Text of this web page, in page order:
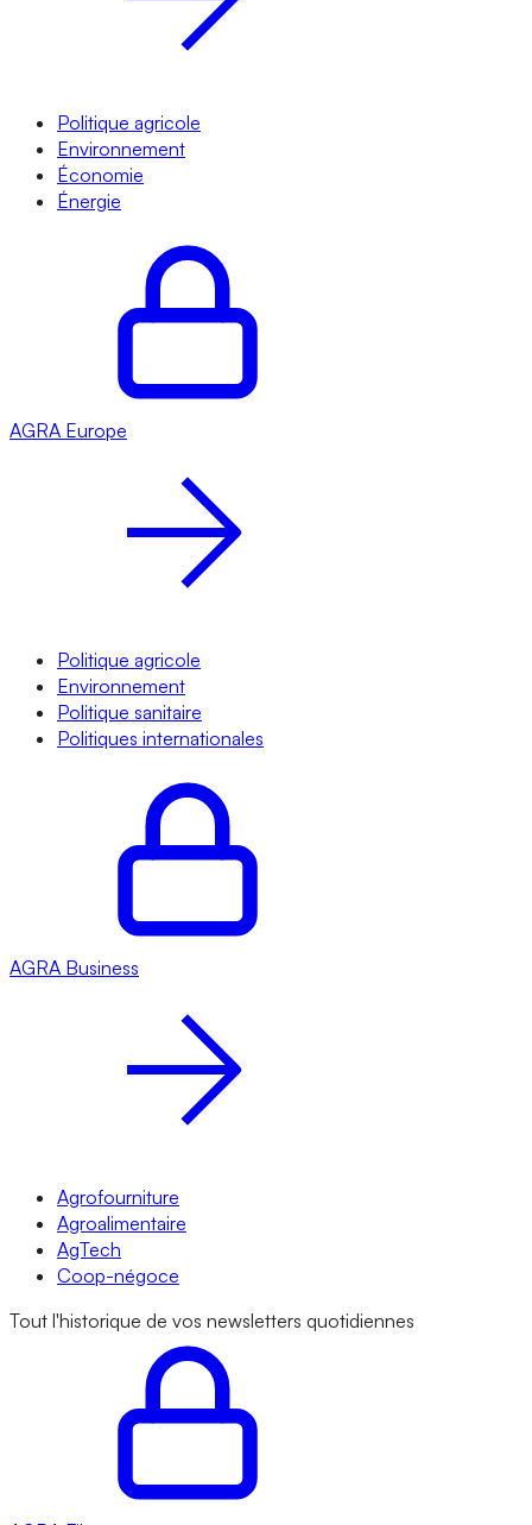
Politique agricole
Environnement
Économie
Énergie
AGRA Europe
Politique agricole
Environnement
Politique sanitaire
Politiques internationales
AGRA Business
Agrofourniture
Agroalimentaire
AgTech
Coop-négoce
Tout l'historique de vos newsletters quotidiennes